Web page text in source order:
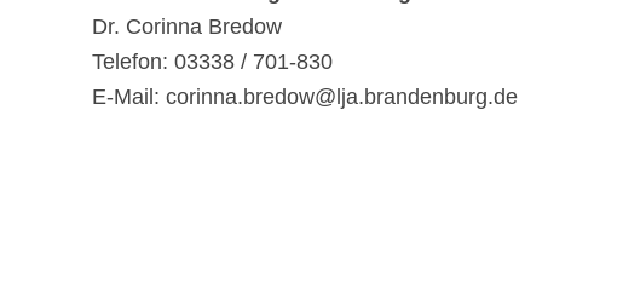
Dr. Corinna Bredow
Telefon: 03338 / 701-830
E-Mail: corinna.bredow@lja.brandenburg.de